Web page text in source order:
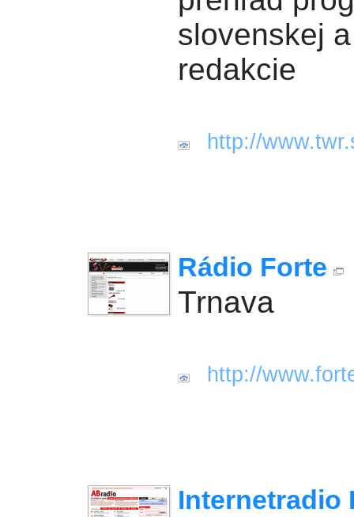
slovenskej
redakcie
http://
Rádio Forte
Trnava
http://
Internetradio